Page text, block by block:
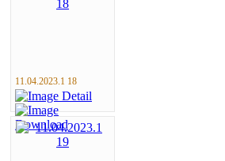
11.04.2023.1 18